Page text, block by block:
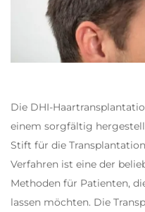
Die DHI-
einem sorgfältig
Stift für die
Verfahren ist eine der
Methoden für Patienten,
lassen möchten. Die